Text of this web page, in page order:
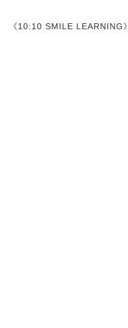
《10:10 SMILE LEARNING》